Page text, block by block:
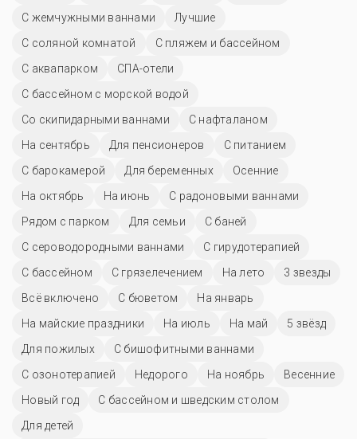
С жемчужными ваннами
Лучшие
С соляной комнатой
С пляжем и бассейном
С аквапарком
СПА-отели
С бассейном с морской водой
Со скипидарными ваннами
С нафталаном
На сентябрь
Для пенсионеров
С питанием
С барокамерой
Для беременных
Осенние
На октябрь
На июнь
С радоновыми ваннами
Рядом с парком
Для семьи
С баней
С сероводородными ваннами
С гирудотерапией
C бассейном
С грязелечением На лето
3 звезды
Всё включено
С бюветом
На январь
На майские праздники
На июль На май
5 звёзд
Для пожилых
С бишофитными ваннами
С озонотерапией
Недорого На ноябрь
Весенние
Новый год
С бассейном и шведским столом
Для детей